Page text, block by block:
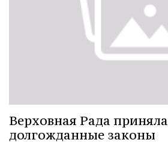
Верховная Рада приняла
долгожданные законы